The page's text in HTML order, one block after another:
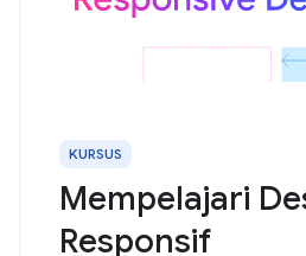
KURSUS
Mempelajari
Responsif